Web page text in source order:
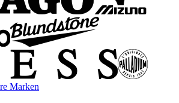
Marken